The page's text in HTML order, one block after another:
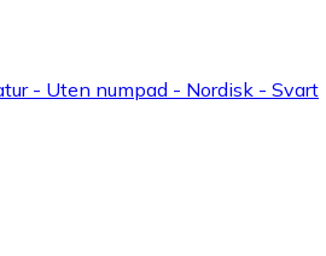
- Uten numpad - Nordisk - Svart